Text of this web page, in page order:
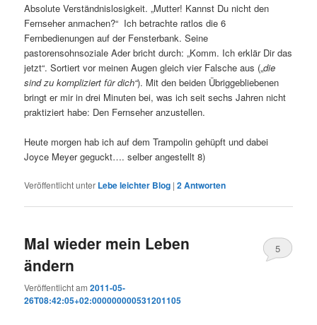
Absolute Verständnislosigkeit. „Mutter! Kannst Du nicht den
Fernseher anmachen?“ Ich betrachte ratlos die 6
Fernbedienungen auf der Fensterbank. Seine
pastorensohnsoziale Ader bricht durch: „Komm. Ich erklär Dir das
jetzt“. Sortiert vor meinen Augen gleich vier Falsche aus („die
sind zu kompliziert für dich“). Mit den beiden Übriggebliebenen
bringt er mir in drei Minuten bei, was ich seit sechs Jahren nicht
praktiziert habe: Den Fernseher anzustellen.
Heute morgen hab ich auf dem Trampolin gehüpft und dabei
Joyce Meyer geguckt…. selber angestellt 8)
Veröffentlicht unter Lebe leichter Blog |2Antworten
Mal wieder mein Leben
ändern
Veröffentlicht am2011-05-
26T08:42:05+02:000000000531201105
5